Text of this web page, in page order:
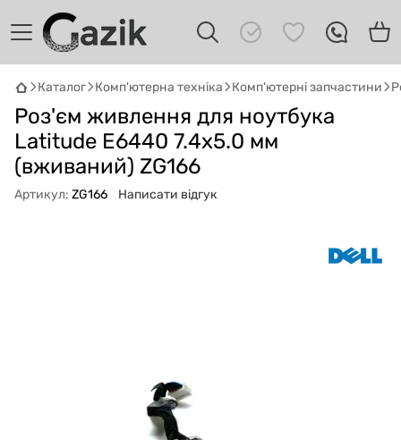
Каталог Комп'ютерна техніка Комп'ютерні запчастини
Роз'єм живлення для ноутбука
Latitude E6440 7.4x5.0 мм
(вживаний) ZG166
Артикул: ZG166 Написати відгук
Онлайн · пошук техніки
Привіт! 👋 Я Gazik AI — допоможу
підібрати вживану комп'ютерну техніку.
Що шукаєш?